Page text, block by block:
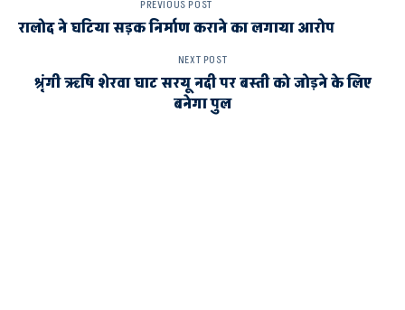
PREVIOUS POST
रालोद ने घटिया सड़क निर्माण कराने का लगाया आरोप
NEXT POST
श्रृंगी ऋषि शेरवा घाट सरयू नदी पर बस्ती को जोड़ने के लिए
बनेगा पुल